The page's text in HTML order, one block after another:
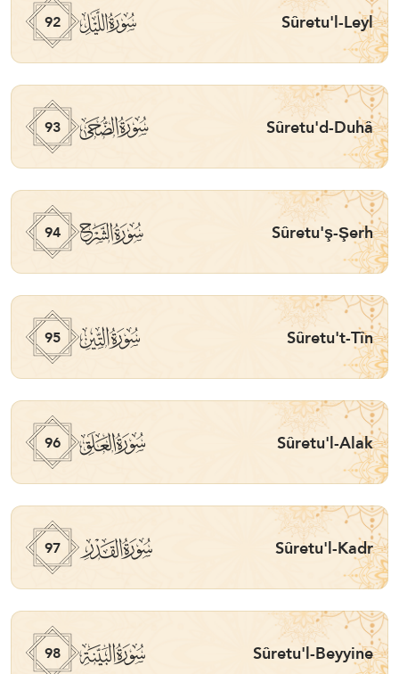
92 ﰉ Sûretu'l-Leyl
93 ﰊ Sûretu'd-Duhâ
94 ﰋ Sûretu'ş-Şerh
95 ﰌ Sûretu't-Tîn
96 ﰍ Sûretu'l-Alak
97 ﰎ Sûretu'l-Kadr
98 ﰏ Sûretu'l-Beyyine